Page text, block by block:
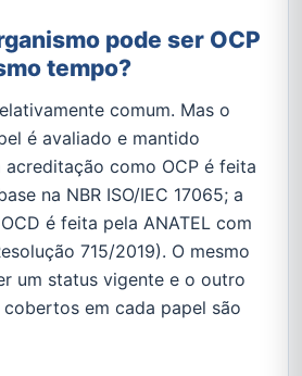
pode ser OCP
tempo?
comum. Mas o
é avaliado e mantido
acreditação como OCP é feita
na NBR ISO/IEC 17065; a
é feita pela ANATEL com
715/2019). O mesmo
um status vigente e o outro
em cada papel são